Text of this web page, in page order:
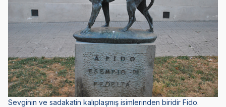
Sevginin ve sadakatin kalıplaşmış isimlerinden biridir Fido.